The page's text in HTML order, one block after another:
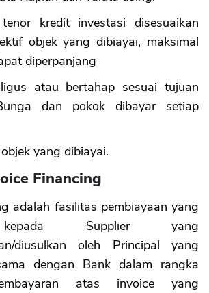
kredit investasi disesuaikan
objek yang dibiayai, maksimal
diperpanjang
atau bertahap sesuai tujuan
dan pokok dibayar setiap
yang dibiayai.
Financing
adalah fasilitas pembiayaan yang
Supplier yang
diusulkan oleh Principal yang
dengan Bank dalam rangka
atas invoice yang